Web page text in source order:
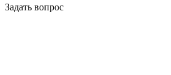
Задать вопрос